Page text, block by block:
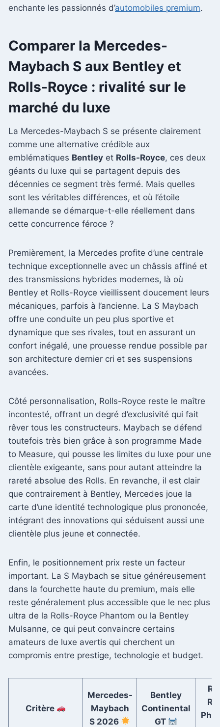
enchante les passionnés d’automobiles premium.
Comparer la Mercedes-
Maybach S aux Bentley et
Rolls-Royce : rivalité sur le
marché du luxe
La Mercedes-Maybach S se présente clairement
comme une alternative crédible aux
emblématiques Bentley et Rolls-Royce, ces deux
géants du luxe qui se partagent depuis des
décennies ce segment très fermé. Mais quelles
sont les véritables différences, et où l’étoile
allemande se démarque-t-elle réellement dans
cette concurrence féroce ?
Premièrement, la Mercedes profite d’une centrale
technique exceptionnelle avec un châssis affiné et
des transmissions hybrides modernes, là où
Bentley et Rolls-Royce vieillissent doucement leurs
mécaniques, parfois à l’ancienne. La S Maybach
offre une conduite un peu plus sportive et
dynamique que ses rivales, tout en assurant un
confort inégalé, une prouesse rendue possible par
son architecture dernier cri et ses suspensions
avancées.
Côté personnalisation, Rolls-Royce reste le maître
incontesté, offrant un degré d’exclusivité qui fait
rêver tous les constructeurs. Maybach se défend
toutefois très bien grâce à son programme Made
to Measure, qui pousse les limites du luxe pour une
clientèle exigeante, sans pour autant atteindre la
rareté absolue des Rolls. En revanche, il est clair
que contrairement à Bentley, Mercedes joue la
carte d’une identité technologique plus prononcée,
intégrant des innovations qui séduisent aussi une
clientèle plus jeune et connectée.
Enfin, le positionnement prix reste un facteur
important. La S Maybach se situe généreusement
dans la fourchette haute du premium, mais elle
reste généralement plus accessible que le nec plus
ultra de la Rolls-Royce Phantom ou la Bentley
Mulsanne, ce qui peut convaincre certains
amateurs de luxe avertis qui cherchent un
compromis entre prestige, technologie et budget.
Critère
Mercedes-
Maybach
S 2026
Bentley
Continental
GT